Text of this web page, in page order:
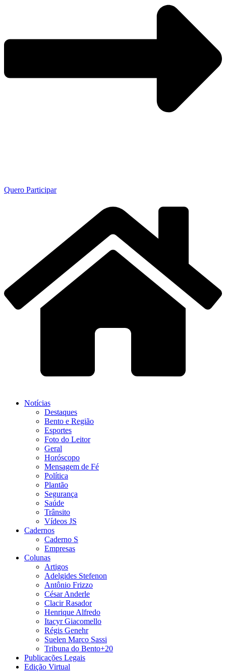
Quero Participar
Notícias
Destaques
Bento e Região
Esportes
Foto do Leitor
Geral
Horóscopo
Mensagem de Fé
Política
Plantão
Segurança
Saúde
Trânsito
Vídeos JS
Cadernos
Caderno S
Empresas
Colunas
Artigos
Adelgides Stefenon
Antônio Frizzo
César Anderle
Clacir Rasador
Henrique Alfredo
Itacyr Giacomello
Régis Genehr
Suelen Marco Sassi
Tribuna do Bento+20
Publicações Legais
Edição Virtual